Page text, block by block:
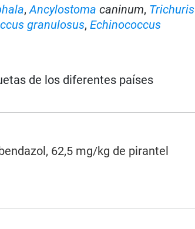
,Ancylostoma caninum, Trichuris
granulosus,Echinococcus
de los diferentes países
62,5 mg/kg de pirantel